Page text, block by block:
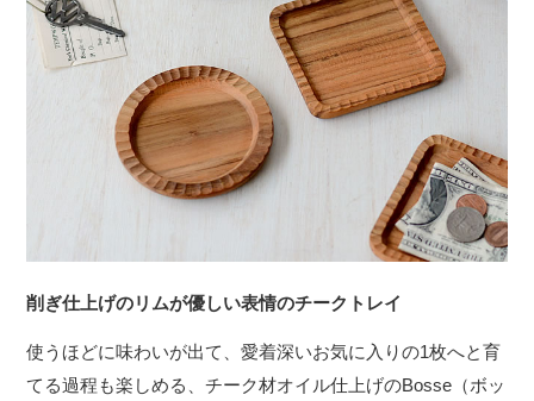
削ぎ仕上げのリムが優しい表情のチークトレイ
使うほどに味わいが出て、愛着深いお気に入りの1枚へと育
てる過程も楽しめる、チーク材オイル仕上げのBosse（ボッ